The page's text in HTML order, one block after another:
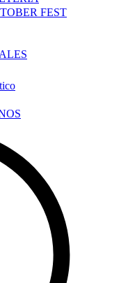
FEST